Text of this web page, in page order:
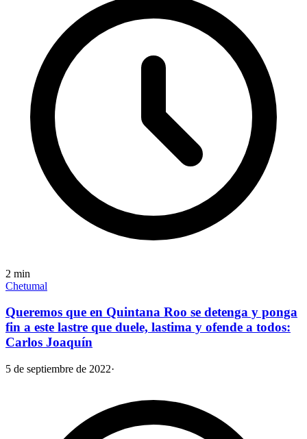
2 min
Chetumal
Queremos que en Quintana Roo se detenga y ponga
fin a este lastre que duele, lastima y ofende a todos:
Carlos Joaquín
5 de septiembre de 2022·